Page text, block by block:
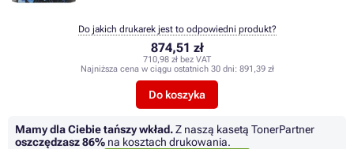
874,51 zł
710,98 zł bez VAT
Najniższa cena w ciągu ostatnich 30 dni: 891,39 zł
Do koszyka
Do jakich drukarek jest to odpowiedni produkt?
Mamy dla Ciebie tańszy wkład.Z naszą kasetą TonerPartner
oszczędzasz86% na kosztach drukowania.